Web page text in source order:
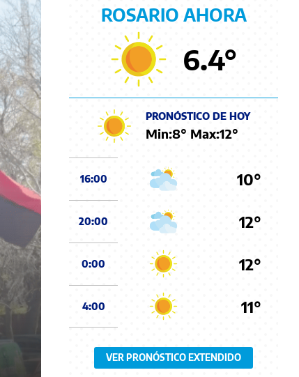
ROSARIO AHORA
6.4°
PRONÓSTICO DE HOY
Min:8° Max:12°
16:00 10°
20:00 12°
0:00 12°
4:00 11°
VER PRONÓSTICO EXTENDIDO